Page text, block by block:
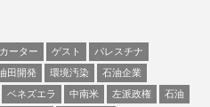
カーター ゲスト
パレスチナ
田開発 環境汚染
石油企業
ベネズエラ 中南米 左派政権 石油